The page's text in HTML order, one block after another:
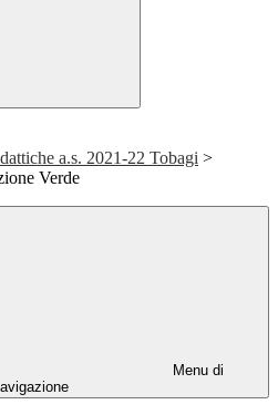
a.s. 2021-22 Tobagi >
Verde
Menu di